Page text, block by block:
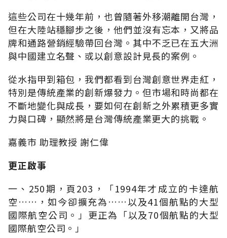
這些公司在十幾年前，也曾隨著外移潮離開台灣，
但在大陸站穩腳步之後，他們並沒有忘本，又將品
牌和通路營銷經驗帶回台灣。其中不乏已在五大洲
與中國建立名聲、或以創意設計見長的案例。
從水指甲到箱包，我們都看到台灣創意世界走紅，
特別是傳統產業的創新爆發力。但市場和時尚都在
不斷地變化與成長，要如何在創新之外累積更多實
力與口碑，顯然將是台灣傳統產業更大的挑戰。
嘉義市 助理教授 謝仁偉
更正啟事
一、250期，頁203，「1994年才成立的卡達航
空……，如今卻擴充為……以及41個航點的大型
國際航空公司。」更正為「以及70個航點的大型
國際航空公司。」